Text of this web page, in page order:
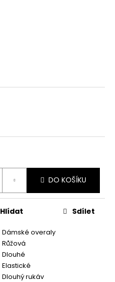
DO KOŠÍKU
Dámské overaly
Růžová
Dlouhé
Elastické
Dlouhý rukáv
Hlídat Sdílet